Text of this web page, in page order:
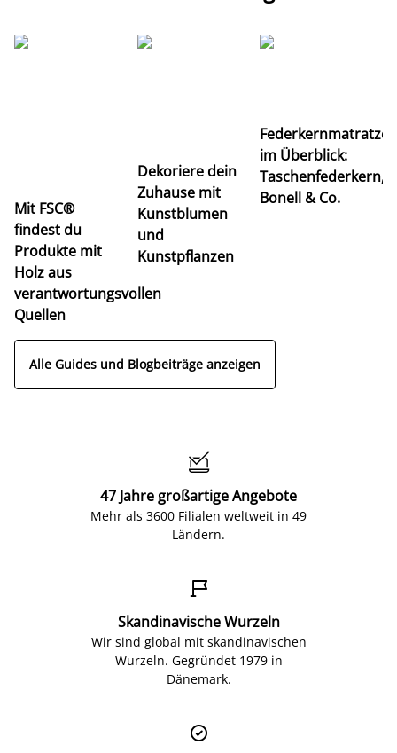
Mit FSC®
findest du
Produkte mit
Holz aus
verantwortungsvollen
Quellen
Dekoriere dein
Zuhause mit
Kunstblumen
und
Kunstpflanzen
im Überblick:
Taschenfederkern,
Bonell & Co.
Alle Guides und Blogbeiträge anzeigen

47 Jahre großartige Angebote
Mehr als 3600 Filialen weltweit in 49
Ländern.

Skandinavische Wurzeln
Wir sind global mit skandinavischen
Wurzeln. Gegründet 1979 in
Dänemark.
